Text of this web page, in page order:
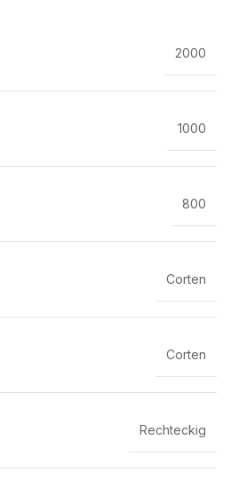
2000
1000
800
Corten
Corten
Rechteckig